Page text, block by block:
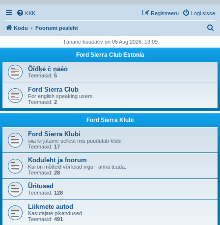
KKK Logi sisse
Registreeru
Kodu Foorumi pealeht
i
Tänane kuupäev on 06 Aug 2026, 13:09
Ford Sierra Club Estonia
Ôîđķė č ņāéō
Teemasid: 5
Ford Sierra Club
For english speaking users
Teemasid: 2
Ford Sierra Klubi
Ford Sierra Klubi
siia kirjutame sellest mis puudutab klubi
Teemasid: 17
Koduleht ja foorum
Kui on mõtteid või leiad vigu - anna teada.
Teemasid: 28
Üritused
Teemasid: 128
Liikmete autod
Kasutajate pikendused
Teemasid: 491